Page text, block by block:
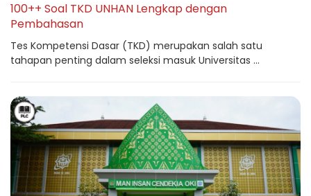
100++ Soal TKD UNHAN Lengkap dengan
Pembahasan
Tes Kompetensi Dasar (TKD) merupakan salah satu
tahapan penting dalam seleksi masuk Universitas ...